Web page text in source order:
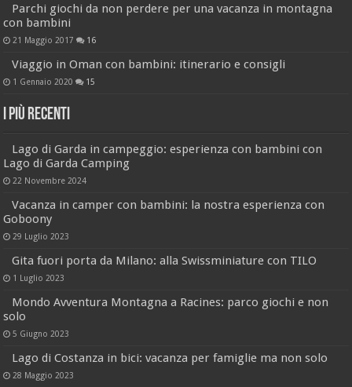
Parchi giochi da non perdere per una vacanza in montagna
con bambini
21 Maggio 2017 16
Viaggio in Oman con bambini: itinerario e consigli
1 Gennaio 2020 15
I più recenti
Lago di Garda in campeggio: esperienza con bambini con
Lago di Garda Camping
22 Novembre 2024
Vacanza in camper con bambini: la nostra esperienza con
Goboony
29 Luglio 2023
Gita fuori porta da Milano: alla Swissminiature con TILO
1 Luglio 2023
Mondo Avventura Montagna a Racines: parco giochi e non
solo
5 Giugno 2023
Lago di Costanza in bici: vacanza per famiglie ma non solo
28 Maggio 2023